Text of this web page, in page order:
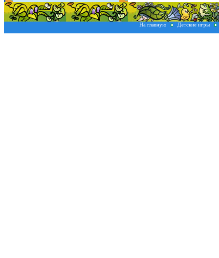
На главную Детские игры